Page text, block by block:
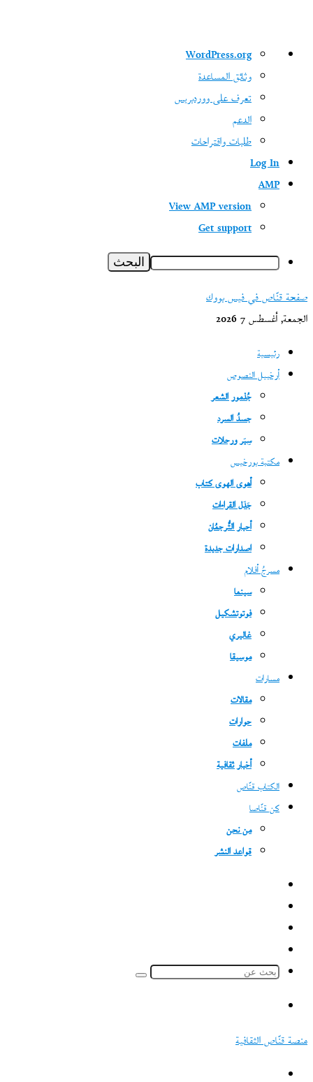
ووردبريس
WordPress.org
وثائق المساعدة
تعرف على ووردبريس
الدعم
طلبات واقتراحات
Log In
AMP
View AMP version
Get support
البحث
صفحة قنّاص في فيس بووك
الجمعة, أغسطس 7 2026
رئيسية
أرخبيل النصوص
جُذمور الشعر
جسدُ السرد
سِيَر ورحلات
مكتبة بورخيس
أهوى الهوى كتاب
جَدَل القراءات
أحبار التُّرجمُان
اصدارات جديدة
مسرحُ أفلام
سينما
فوتوتشكيل
غاليري
موسيقا
مسارات
مقالات
حوارات
ملفات
أخبار ثقافية
الكتاب قنّاص
كن قنّاصا
من نحن
قواعد النشر
الموقع
منصة قنّاص الثقافية